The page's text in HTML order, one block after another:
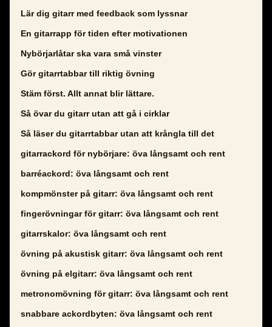
Lär dig gitarr med feedback som lyssnar
En gitarrapp för tiden efter motivationen
Nybörjarlåtar ska vara små vinster
Gör gitarrtabbar till riktig övning
Stäm först. Allt annat blir lättare.
Så övar du gitarr utan att gå i cirklar
Så läser du gitarrtabbar utan att krångla till det
gitarrackord för nybörjare: öva långsamt och rent
barréackord: öva långsamt och rent
kompmönster på gitarr: öva långsamt och rent
fingerövningar för gitarr: öva långsamt och rent
gitarrskalor: öva långsamt och rent
övning på akustisk gitarr: öva långsamt och rent
övning på elgitarr: öva långsamt och rent
metronomövning för gitarr: öva långsamt och rent
snabbare ackordbyten: öva långsamt och rent